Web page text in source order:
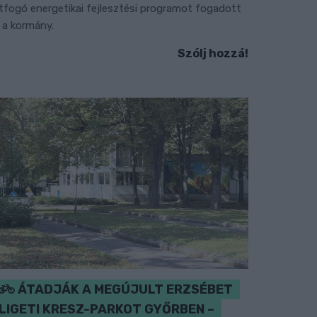
energetikai fejlesztési programot fogadott
a kormány.
Szólj hozzá!
ÁTADJÁK A MEGÚJULT ERZSÉBET
KRESZ-PARKOT GYŐRBEN –